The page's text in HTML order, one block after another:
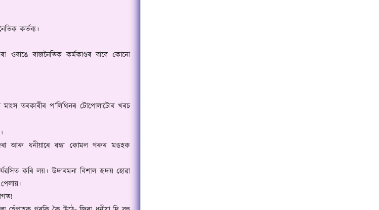
কৰ্তব্য।
ওৰাঙে ৰাজনৈতিক কৰ্মকাণ্ডৰ বাবে কোনো
মাংস তৰকাৰীৰ প’লিথিনৰ টোপোলাটোৰ খৰচ
আৰু ধনীয়াৰে ৰন্ধা কোমল গৰুৰ মঙহক
কৰি লয়। উদাৰমনা বিশাল হৃদয় হোৱা